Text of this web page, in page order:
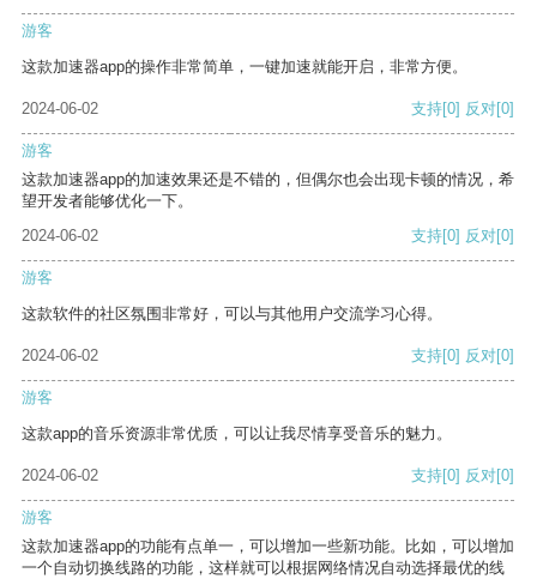
游客
这款加速器app的操作非常简单，一键加速就能开启，非常方便。
2024-06-02 支持[0] 反对[0]
游客
这款加速器app的加速效果还是不错的，但偶尔也会出现卡顿的情况，希
望开发者能够优化一下。
2024-06-02
支持[0] 反对[0]
游客
这款软件的社区氛围非常好，可以与其他用户交流学习心得。
2024-06-02 支持[0] 反对[0]
游客
这款app的音乐资源非常优质，可以让我尽情享受音乐的魅力。
2024-06-02 支持[0] 反对[0]
游客
这款加速器app的功能有点单一，可以增加一些新功能。比如，可以增加
一个自动切换线路的功能，这样就可以根据网络情况自动选择最优的线